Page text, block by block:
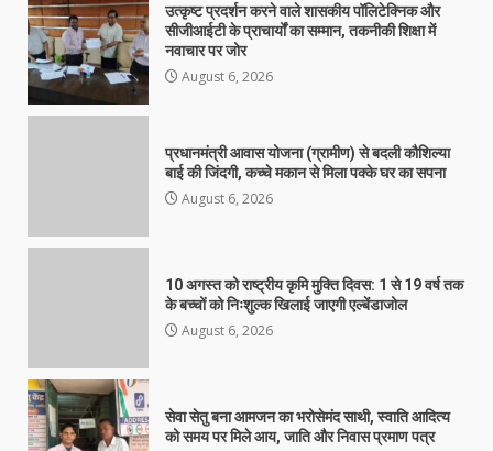
उत्कृष्ट प्रदर्शन करने वाले शासकीय पॉलिटेक्निक और
सीजीआईटी के प्राचार्यों का सम्मान, तकनीकी शिक्षा में
नवाचार पर जोर
August 6, 2026
प्रधानमंत्री आवास योजना (ग्रामीण) से बदली कौशिल्या
बाई की जिंदगी, कच्चे मकान से मिला पक्के घर का सपना
August 6, 2026
10 अगस्त को राष्ट्रीय कृमि मुक्ति दिवस: 1 से 19 वर्ष तक
के बच्चों को निःशुल्क खिलाई जाएगी एल्बेंडाजोल
August 6, 2026
सेवा सेतु बना आमजन का भरोसेमंद साथी, स्वाति आदित्य
को समय पर मिले आय, जाति और निवास प्रमाण पत्र